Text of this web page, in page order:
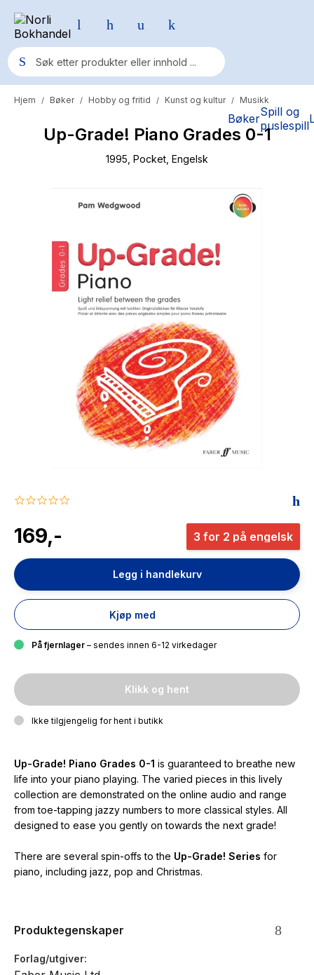
BøkerSpill og
puslespill
Populære søk
Pokemon
Yesteryear
Elizabeth Strout
Hitster
Hypopressiv trening
The Housemaid
Hjem / Bøker / Hobby og fritid / Kunst og kultur / Musikk
Up-Grade! Piano Grades 0-1
1995 , Pocket , Engelsk
0.0
rating
169,- 3 for 2 på engelsk
Legg i handlekurv
Kjøp med
På fjernlager – sendes innen 6-12 virkedager
Klikk og hent
Ikke tilgjengelig for hent i butikk
Up-Grade! Piano Grades 0-1 is guaranteed to breathe new
life into your piano playing. The varied pieces in this lively
collection are demonstrated on the online audio and range
from toe-tapping jazzy numbers to more classical styles. All
designed to ease you gently on towards the next grade!
There are several spin-offs to the Up-Grade! Series for
piano, including jazz, pop and Christmas.
Produktegenskaper
Forlag/utgiver